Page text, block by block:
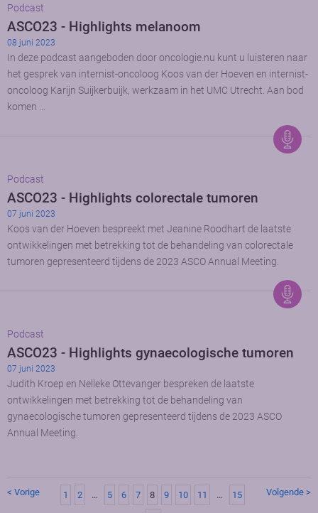
Podcast
ASCO23 - Highlights melanoom
08 juni 2023
In deze podcast aangeboden door oncologie.nu kunt u luisteren naar
het gesprek van internist-oncoloog Koos van der Hoeven en internist-
oncoloog Karijn Suijkerbuijk, werkzaam in het UMC Utrecht. Aan bod
komen …
Podcast
ASCO23 - Highlights colorectale tumoren
07 juni 2023
Koos van der Hoeven bespreekt met Jeanine Roodhart de laatste
ontwikkelingen met betrekking tot de behandeling van colorectale
tumoren gepresenteerd tijdens de 2023 ASCO Annual Meeting.
Podcast
ASCO23 - Highlights gynaecologische tumoren
07 juni 2023
Judith Kroep en Nelleke Ottevanger bespreken de laatste
ontwikkelingen met betrekking tot de behandeling van
gynaecologische tumoren gepresenteerd tijdens de 2023 ASCO
Annual Meeting.
< Vorige 1 2 … 5 6 7 8 9 10 11 … 15 Volgende >